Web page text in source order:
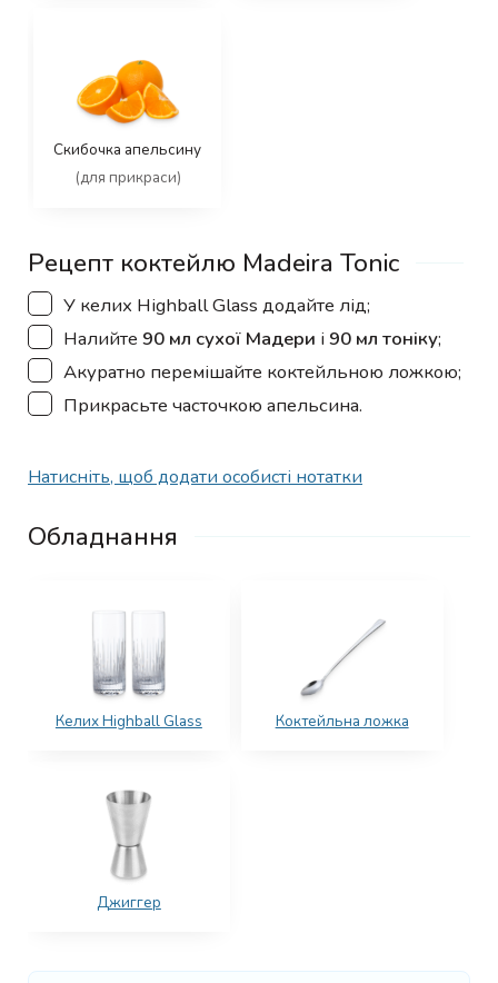
Скибочка апельсину
(для прикраси)
Рецепт коктейлю Madeira Tonic
▢
У келих Highball Glass додайте лід;
▢
Налийте 90 мл сухої Мадери і 90 мл тоніку;
▢
Акуратно перемішайте коктейльною ложкою;
▢
Прикрасьте часточкою апельсина.
Натисніть, щоб додати особисті нотатки
Обладнання
Келих Highball Glass Коктейльна ложка
Джиггер